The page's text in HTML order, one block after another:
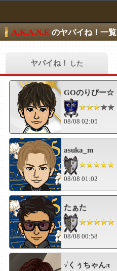
A.K.A.N.E のヤバイね！一覧
ヤバイね！ した
GOのりぴー☆
08/08 02:05
asuka_m
08/08 01:02
たぁた
08/08 00:58
√くぅちゃんπ